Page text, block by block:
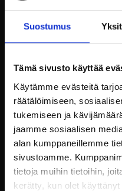
Suostumus
Tämä sivusto käyttää
Käytämme evästeitä
räätälöimiseen,
tukemiseen ja
jaamme sosiaalisen
alan kumppaneillemme
sivustoamme.
tietoja muihin tietoihin,
kerätty, kun olet käyttänyt
Ruukin kehuttu
kakkukahvila Ellen
ostosten lomassa
Avoinna:
Avoinna klo 10.00 –
SIsäänpääsy
maksuvälineinä käy
käteinen.